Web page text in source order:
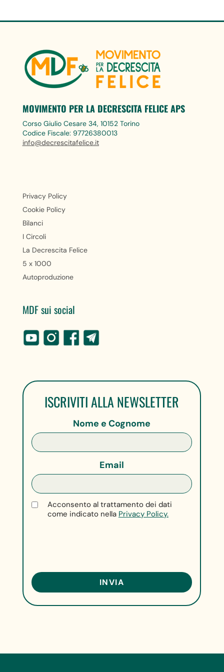
MOVIMENTO PER LA DECRESCITA FELICE APS
Corso Giulio Cesare 34, 10152 Torino
Codice Fiscale: 97726380013
info@decrescitafelice.it
Privacy Policy
Cookie Policy
Bilanci
I Circoli
La Decrescita Felice
5 x 1000
Autoproduzione
MDF sui social
ISCRIVITI ALLA NEWSLETTER
Nome e Cognome
Email
Acconsento al trattamento dei dati
come indicato nella Privacy Policy.